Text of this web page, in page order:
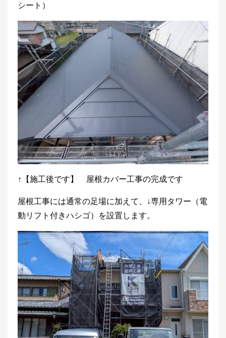
シート）
↑【施工後です】 屋根カバー工事の完成です
屋根工事には通常の足場に加えて、↓専用タワー（電
動リフト付きハシゴ）を設置します。